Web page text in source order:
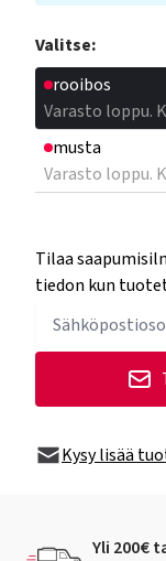
Valitse:
rooibos
Varasto loppu.
musta
Varasto loppu.
Tilaa
tiedon kun
Kysy lisää
Yli 200€